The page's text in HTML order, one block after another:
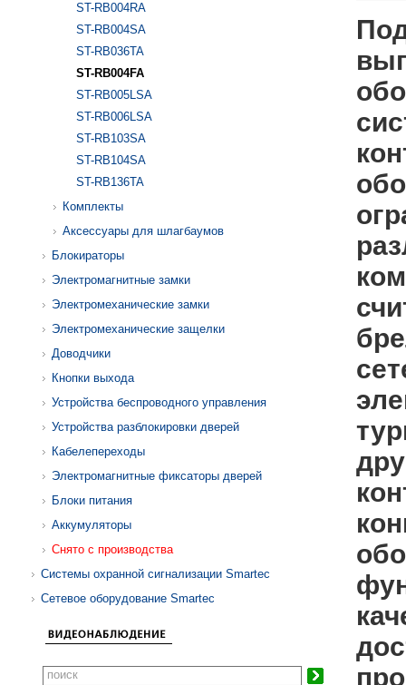
ST-RB004RA
ST-RB004SA
ST-RB036TA
ST-RB004FA
ST-RB005LSA
ST-RB006LSA
ST-RB103SA
ST-RB104SA
ST-RB136TA
Комплекты
Аксессуары для шлагбаумов
Блокираторы
Электромагнитные замки
Электромеханические замки
Электромеханические защелки
Доводчики
Кнопки выхода
Устройства беспроводного управления
Устройства разблокировки дверей
Кабелепереходы
Электромагнитные фиксаторы дверей
Блоки питания
Аккумуляторы
Снято с производства
Системы охранной сигнализации Smartec
Сетевое оборудование Smartec